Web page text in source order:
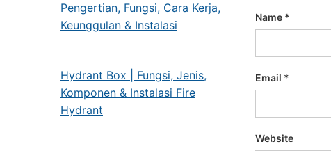
Pengertian, Fungsi, Cara Kerja,
Keunggulan & Instalasi
Hydrant Box | Fungsi, Jenis,
Komponen & Instalasi Fire
Hydrant
Name *
Email *
Website